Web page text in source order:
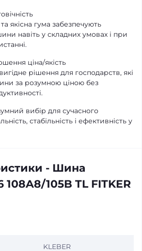
якісна гума забезпечують
навіть у складних умовах і при
ціна/якість
рішення для господарств, які
за розумною ціною без
вибір для сучасного
стабільність і ефективність у
- Шина
108A8/105B TL FITKER
KLEBER